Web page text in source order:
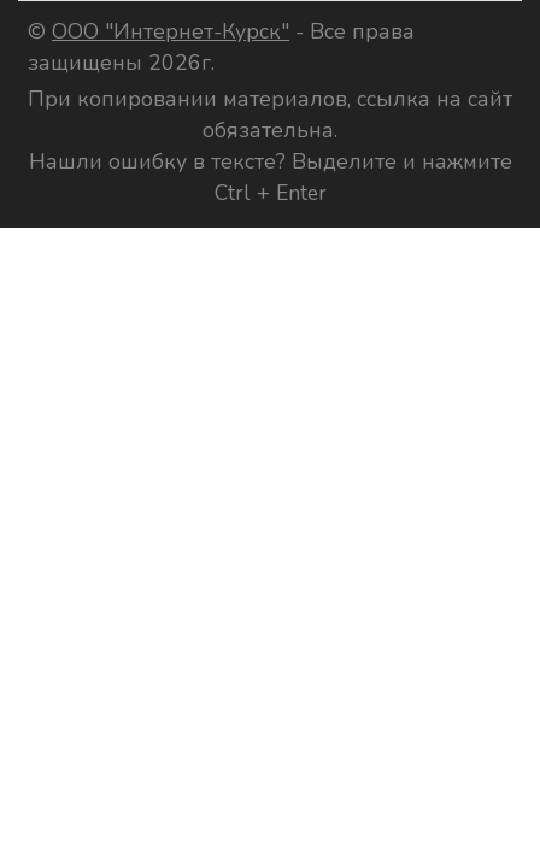
© ООО "Интернет-Курск" - Все права
защищены 2026г.
При копировании материалов, ссылка на сайт
обязательна.
Нашли ошибку в тексте? Выделите и нажмите
Ctrl + Enter